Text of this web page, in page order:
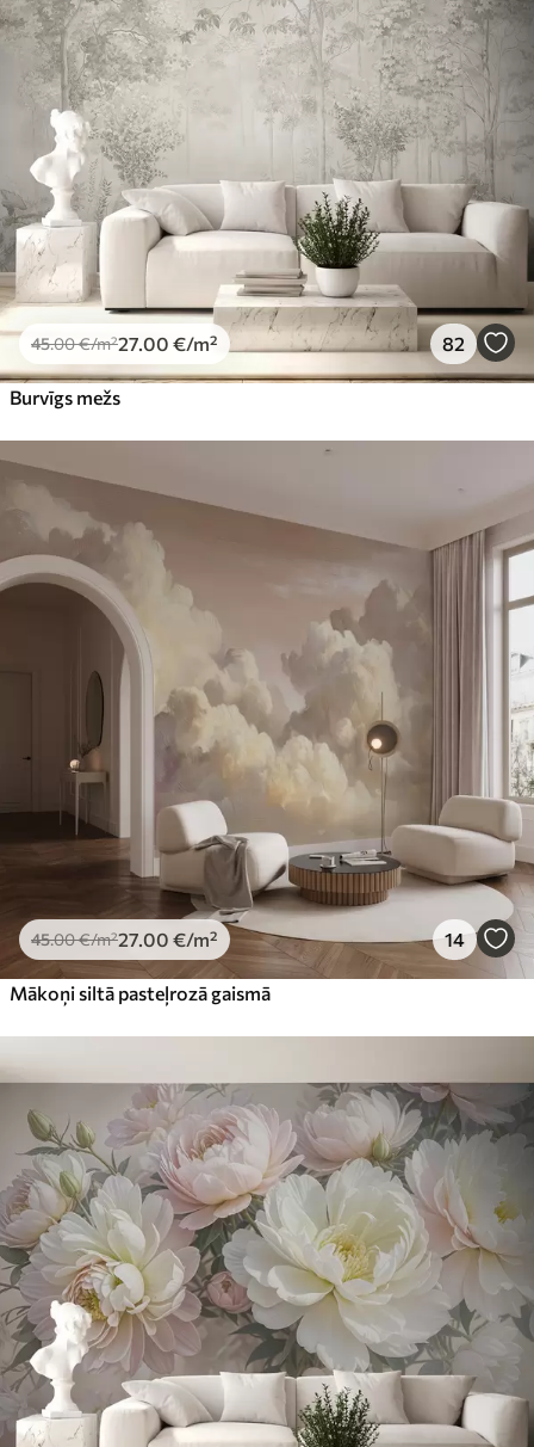
45.0027.00€/m²
Premium
56.67 34.00€ /m²
Premium vinils
65.0039.00€/m²
Peel and Stick
.99€/m²
45.00€/m²27 .00 €/m² 82
Burvīgs mežs
45.00€/m²27 .00 €/m² 14
Mākoņi siltā pasteļrozā gaismā